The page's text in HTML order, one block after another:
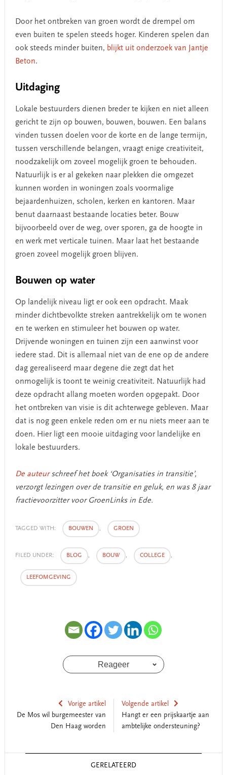
Door het ontbreken van groen wordt de drempel om
even buiten te spelen steeds hoger. Kinderen spelen dan
ook steeds minder buiten, blijkt uit onderzoek van Jantje
Beton.
Uitdaging
Lokale bestuurders dienen breder te kijken en niet alleen
gericht te zijn op bouwen, bouwen, bouwen. Een balans
vinden tussen doelen voor de korte en de lange termijn,
tussen verschillende belangen, vraagt enige creativiteit,
noodzakelijk om zoveel mogelijk groen te behouden.
Natuurlijk is er al gekeken naar plekken die omgezet
kunnen worden in woningen zoals voormalige
bejaardenhuizen, scholen, kerken en kantoren. Maar
benut daarnaast bestaande locaties beter. Bouw
bijvoorbeeld over de weg, over sporen, ga de hoogte in
en werk met verticale tuinen. Maar laat het bestaande
groen zoveel mogelijk groen blijven.
Bouwen op water
Op landelijk niveau ligt er ook een opdracht. Maak
minder dichtbevolkte streken aantrekkelijk om te wonen
en te werken en stimuleer het bouwen op water.
Drijvende woningen en tuinen zijn een aanwinst voor
iedere stad. Dit is allemaal niet van de ene op de andere
dag gerealiseerd maar degene die zegt dat het
onmogelijk is toont te weinig creativiteit. Natuurlijk had
deze opdracht allang moeten worden opgepakt. Door
het ontbreken van visie is dit achterwege gebleven. Maar
dat is nog geen enkele reden om er nu niets meer aan te
doen. Hier ligt een mooie uitdaging voor landelijke en
lokale bestuurders.
De auteurschreef het boek ‘Organisaties in transitie’,
verzorgt lezingen over de transitie en geluk, en was 8 jaar
fractievoorzitter voor GroenLinks in Ede.
TAGGED WITH: BOUWEN , GROEN
FILED UNDER: BLOG , BOUW , COLLEGE ,
LEEFOMGEVING
Reageer
Vorige artikel
De Mos wil burgemeester van
Den Haag worden
Volgende artikel
Hangt er een prijskaartje aan
ambtelijke ondersteuning?
GERELATEERD